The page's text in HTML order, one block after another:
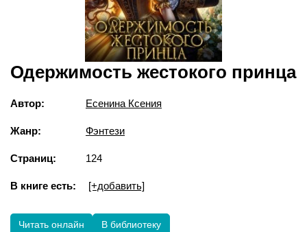
Одержимость жестокого принца
Автор: Есенина Ксения
Жанр: Фэнтези
Страниц: 124
В книге есть: [+добавить]
Читать онлайн В библиотеку